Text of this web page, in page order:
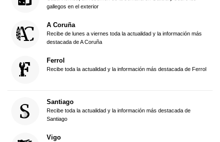
gallegos en el exterior
A Coruña
Recibe de lunes a viernes toda la actualidad y la información más
destacada de A Coruña
Ferrol
Recibe toda la actualidad y la información más destacada de Ferrol
Santiago
Recibe toda la actualidad y la información más destacada de
Santiago
Vigo